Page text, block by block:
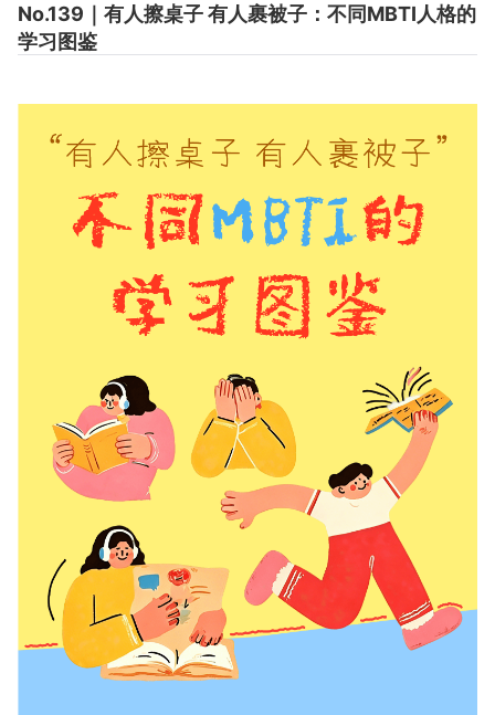
No.139｜有人擦桌子 有人裹被子：不同MBTI人格的
学习图鉴